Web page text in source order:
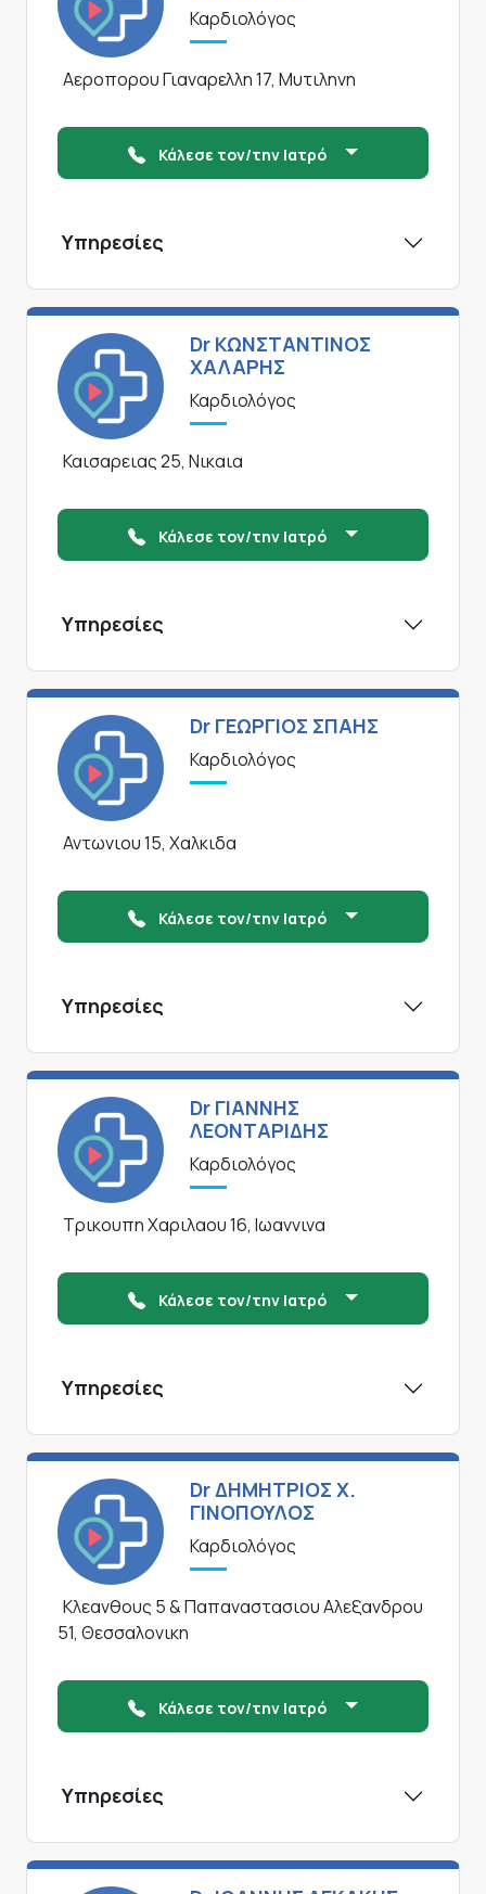
Καρδιολόγος
Αεροπορου Γιαναρελλη 17, Μυτιληνη
Κάλεσε τον/την Ιατρό
Υπηρεσίες
Dr ΚΩΝΣΤΑΝΤΙΝΟΣ
ΧΑΛΑΡΗΣ
Καρδιολόγος
Καισαρειας 25, Νικαια
Κάλεσε τον/την Ιατρό
Υπηρεσίες
Dr ΓΕΩΡΓΙΟΣ ΣΠΑΗΣ
Καρδιολόγος
Αντωνιου 15, Χαλκιδα
Κάλεσε τον/την Ιατρό
Υπηρεσίες
Dr ΓΙΑΝΝΗΣ
ΛΕΟΝΤΑΡΙΔΗΣ
Καρδιολόγος
Τρικουπη Χαριλαου 16, Ιωαννινα
Κάλεσε τον/την Ιατρό
Υπηρεσίες
Dr ΔΗΜΗΤΡΙΟΣ Χ.
ΓΙΝΟΠΟΥΛΟΣ
Καρδιολόγος
Κλεανθους 5 & Παπαναστασιου Αλεξανδρου
51, Θεσσαλονικη
Κάλεσε τον/την Ιατρό
Υπηρεσίες